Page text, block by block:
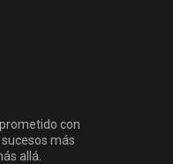
con
más
allá.